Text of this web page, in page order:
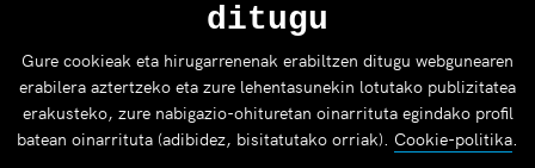
ditugu
Gure cookieak eta hirugarrenenak erabiltzen ditugu webgunearen
erabilera aztertzeko eta zure lehentasunekin lotutako publizitatea
erakusteko, zure nabigazio-ohituretan oinarrituta egindako profil
batean oinarrituta (adibidez, bisitatutako orriak). Cookie-politika.